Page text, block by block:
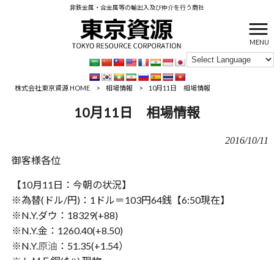
非鉄金属・合金属等の輸出入及び仲介を行う商社
MENU
株式会社東京資源 HOME > 相場情報 > 10月11日 相場情報
10月11日 相場情報
2016/10/11
御客様各位
【10月11日：今朝の状況】
※為替(ドル/円)：1ドル＝103円64銭【6:50現在】
※N.Y.ダウ：18329(+88)
※N.Y.金：1260.40(+8.50)
※N.Y.原油 ：51.35(+1.54）